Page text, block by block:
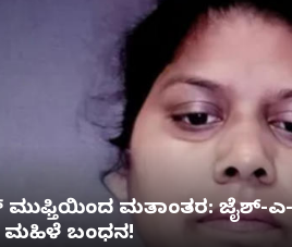
ಭೀಕರ ಅಗ್ನಿ ಅವಘಡ: